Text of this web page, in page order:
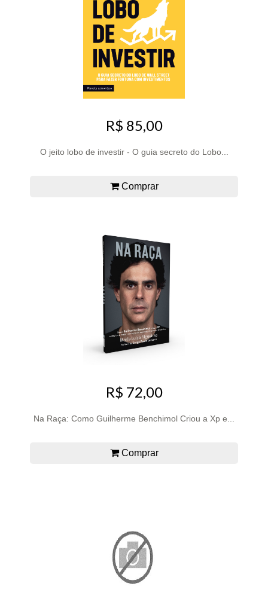
R$ 85,00
O jeito lobo de investir - O guia secreto do Lobo...
Comprar
R$ 72,00
Na Raça: Como Guilherme Benchimol Criou a Xp e...
Comprar